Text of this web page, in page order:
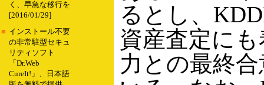
く、早急な移行を
[2016/01/29]
■ インストール不要
の非常駐型セキュ
リティソフト
「Dr.Web
CureIt!」、日本語
るとし、
資産査定に
力との最終